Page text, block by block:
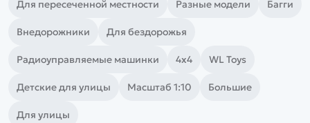
Для пересеченной местности Разные модели Багги
Внедорожники Для бездорожья
Радиоуправляемые машинки 4х4 WL Toys
Детские для улицы Масштаб 1:10 Большие
Для улицы